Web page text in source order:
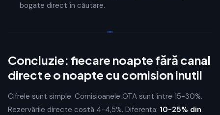
bogate direct în căutare.
Concluzie: fiecare noapte fără canal
direct e o noapte cu comision inutil
Cifrele sunt simple. Comisioanele OTA sunt între 15-30%.
Rezervările directe costă 4-4,5%. Diferența: 10-25% din